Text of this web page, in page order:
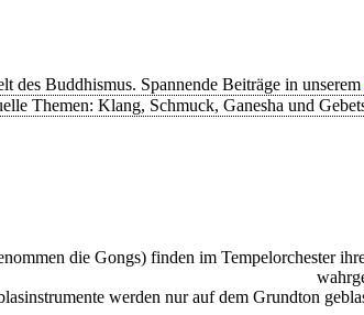
des Buddhismus. Spannende Beiträge in unserem
Themen: Klang, Schmuck, Ganesha und
die Gongs) finden im Tempelorchester
werden nur auf dem Grundton